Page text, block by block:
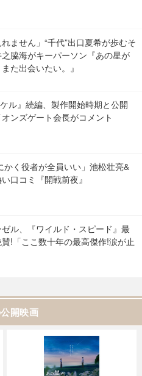
れません」“千代”出口夏希が歩むそ
脇海がキーパーソン『あの星が
た出会いたい。』
ル』続編、製作開始時期と公開
ンズゲート会長がコメント
かく役者が全員いい」池松壮亮&
口コミ『開戦前夜』
ル、『ワイルド・スピード』最
!「ここ数十年の最高傑作!涙が止
開映画